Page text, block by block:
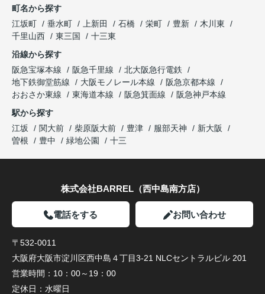
町名から探す
江坂町
垂水町 上新田 石橋 栄町 豊新
木川東
千里山西
東三国
十三東
沿線から探す
阪急宝塚本線
阪急千里線
北大阪急行電鉄
地下鉄御堂筋線
大阪モノレール本線
阪急京都本線
おおさか東線
東海道本線 阪急箕面線
阪急神戸本線
駅から探す
江坂
関大前 柴原阪大前 豊津 服部天神
新大阪
曽根
豊中 緑地公園 十三
株式会社BARREL（西中島南方店）
電話をする お問い合わせ
〒532-0011
大阪府大阪市淀川区西中島４丁目3-21 NLCセントラルビル 201
営業時間： 10：00～19：00
定休日： 水曜日